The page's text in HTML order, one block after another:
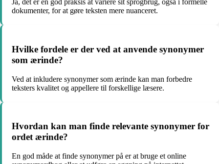
Ja, det er en god praksis at variere sit sprogbrug, også i formelle
dokumenter, for at gøre teksten mere nuanceret.
Hvilke fordele er der ved at anvende synonymer
som ærinde?
Ved at inkludere synonymer som ærinde kan man forbedre
teksters kvalitet og appellere til forskellige læsere.
Hvordan kan man finde relevante synonymer for
ordet ærinde?
En god måde at finde synonymer på er at bruge et online